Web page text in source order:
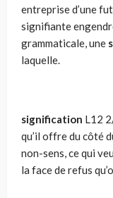
entreprise d’une
signifiante
grammaticale, une
laquelle.
signification L12
qu’il offre du côté
non-sens, ce qui
la face de refus